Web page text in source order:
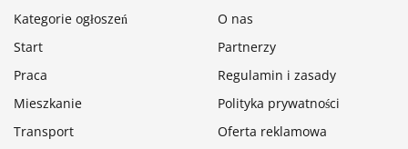
Kategorie ogłoszeń
Start
Praca
Mieszkanie
Transport
O nas
Partnerzy
Regulamin i zasady
Polityka prywatności
Oferta reklamowa